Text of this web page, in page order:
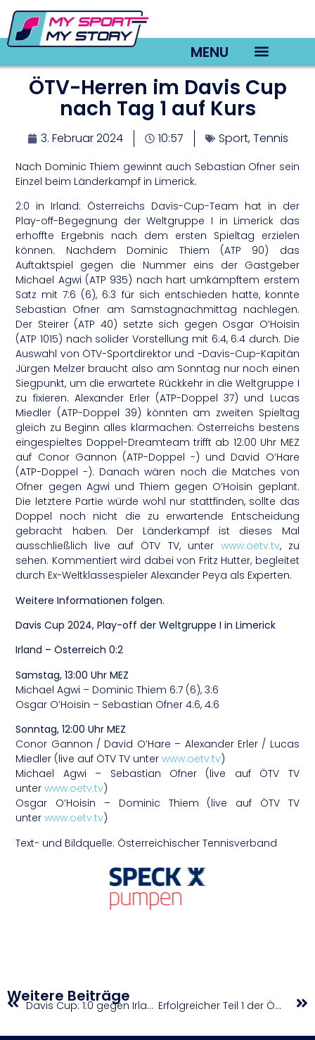
MENU
ÖTV-Herren im Davis Cup
nach Tag 1 auf Kurs
3. Februar 2024 10:57 Sport,Tennis
Nach Dominic Thiem gewinnt auch Sebastian Ofner sein
Einzel beim Länderkampf in Limerick.
2:0 in Irland: Österreichs Davis-Cup-Team hat in der
Play-off-Begegnung der Weltgruppe I in Limerick das
erhoffte Ergebnis nach dem ersten Spieltag erzielen
können. Nachdem Dominic Thiem (ATP 90) das
Auftaktspiel gegen die Nummer eins der Gastgeber
Michael Agwi (ATP 935) nach hart umkämpftem erstem
Satz mit 7:6 (6), 6:3 für sich entschieden hatte, konnte
Sebastian Ofner am Samstagnachmittag nachlegen.
Der Steirer (ATP 40) setzte sich gegen Osgar O’Hoisin
(ATP 1015) nach solider Vorstellung mit 6:4, 6:4 durch. Die
Auswahl von ÖTV-Sportdirektor und -Davis-Cup-Kapitän
Jürgen Melzer braucht also am Sonntag nur noch einen
Siegpunkt, um die erwartete Rückkehr in die Weltgruppe I
zu fixieren. Alexander Erler (ATP-Doppel 37) und Lucas
Miedler (ATP-Doppel 39) könnten am zweiten Spieltag
gleich zu Beginn alles klarmachen: Österreichs bestens
eingespieltes Doppel-Dreamteam trifft ab 12:00 Uhr MEZ
auf Conor Gannon (ATP-Doppel -) und David O’Hare
(ATP-Doppel -). Danach wären noch die Matches von
Ofner gegen Agwi und Thiem gegen O’Hoisin geplant.
Die letztere Partie würde wohl nur stattfinden, sollte das
Doppel noch nicht die zu erwartende Entscheidung
gebracht haben. Der Länderkampf ist dieses Mal
ausschließlich live auf ÖTV TV, unter www.oetv.tv, zu
sehen. Kommentiert wird dabei von Fritz Hutter, begleitet
durch Ex-Weltklassespieler Alexander Peya als Experten.
Weitere Informationen folgen.
Davis Cup 2024, Play-off der Weltgruppe I in Limerick
Irland – Österreich 0:2
Samstag, 13:00 Uhr MEZ
Michael Agwi – Dominic Thiem 6:7 (6), 3:6
Osgar O’Hoisin – Sebastian Ofner 4:6, 4:6
Sonntag, 12:00 Uhr MEZ
Conor Gannon / David O’Hare – Alexander Erler / Lucas
Miedler (live auf ÖTV TV unterwww.oetv.tv)
Michael Agwi – Sebastian Ofner (live auf ÖTV TV
unterwww.oetv.tv)
Osgar O’Hoisin – Dominic Thiem (live auf ÖTV TV
unterwww.oetv.tv)
Text- und Bildquelle: Österreichischer Tennisverband
Weitere Beiträge Davis Cup: 1:0 gegen Irland – Thiem sorgt für wichtigen Auftaktsieg Erfolgreicher Teil 1 der ÖM U20 in Wien